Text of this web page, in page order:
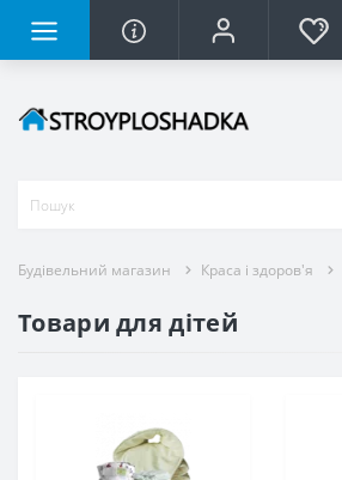
Будівельний магазин Краса і здоров'я
Товари для дітей